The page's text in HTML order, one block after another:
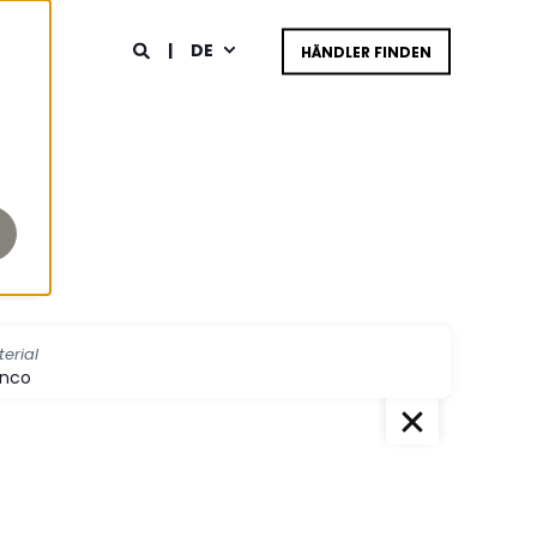
DE HÄNDLER FINDEN